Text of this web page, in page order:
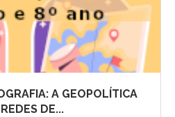
A GEOPOLÍTICA
DE...